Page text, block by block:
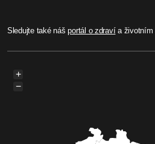
Sledujte také nášportál o zdravía životním
+
−